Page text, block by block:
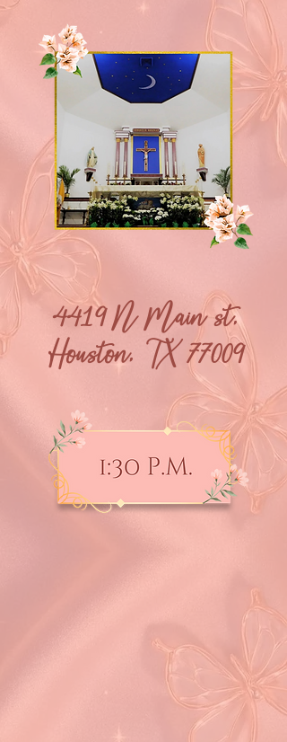
4419 N Main st,
Houston, TX 77009